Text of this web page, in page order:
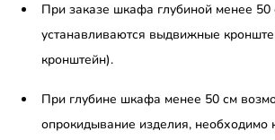
При заказе шкафа глубиной менее 50
устанавливаются выдвижные
кронштейн).
При глубине шкафа менее 50 см
опрокидывание изделия, необходимо